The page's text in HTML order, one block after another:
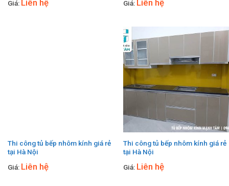
Giá: Liên hệ
Giá: Liên hệ
Thi công tủ bếp nhôm kính giá rẻ
tại Hà Nội
Giá: Liên hệ
Thi công tủ bếp nhôm kính giá rẻ
tại Hà Nội
Giá: Liên hệ